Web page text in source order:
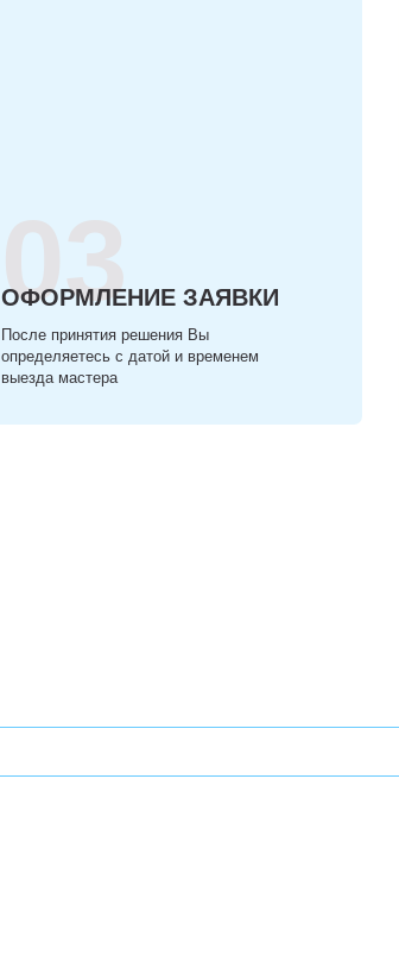
03
ОФОРМЛЕНИЕ ЗАЯВКИ
После принятия решения Вы
определяетесь с датой и временем
выезда мастера